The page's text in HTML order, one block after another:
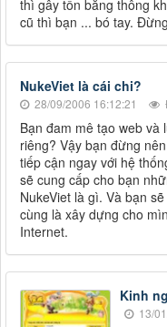
thì gây tốn băng thông
cũ thì bạn ... bó tay.
NukeViet là cái chi?
28/09/2006 16:12:21
Bạn đam mê tạo web và
riêng? Vậy bạn đừng
tiếp cận ngay với hệ
sẽ cung cấp cho bạn
NukeViet là gì. Và bạn
cùng là xây dựng cho
Internet.
Kinh
13/